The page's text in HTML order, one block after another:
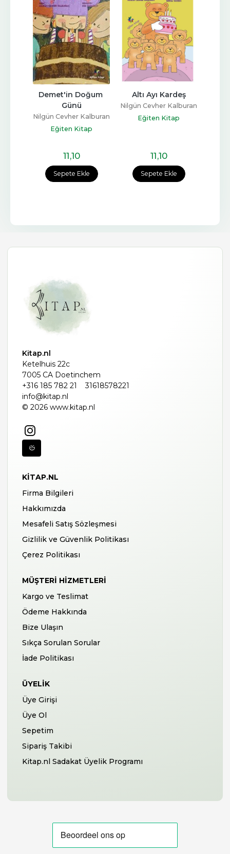
Sepete Ekle
Demet'in Doğum
Günü
Nilgün Cevher Kalburan
Eğiten Kitap
11,10
Sepete Ekle
Altı Ayı Kardeş
Nilgün Cevher Kalburan
Eğiten Kitap
11,10
Kitap.nl
Ketelhuis 22c
7005 CA Doetinchem
+316 185 782 21
31618578221
info@kitap.nl
© 2026 www.kitap.nl
KITAP.NL
Firma Bilgileri
Hakkımızda
Mesafeli Satış Sözleşmesi
Gizlilik ve Güvenlik Politikası
Çerez Politikası
MÜŞTERI HIZMETLERI
Kargo ve Teslimat
Ödeme Hakkında
Bize Ulaşın
Sıkça Sorulan Sorular
İade Politikası
ÜYELIK
Üye Girişi
Üye Ol
Sepetim
Sipariş Takibi
Kitap.nl Sadakat Üyelik Programı